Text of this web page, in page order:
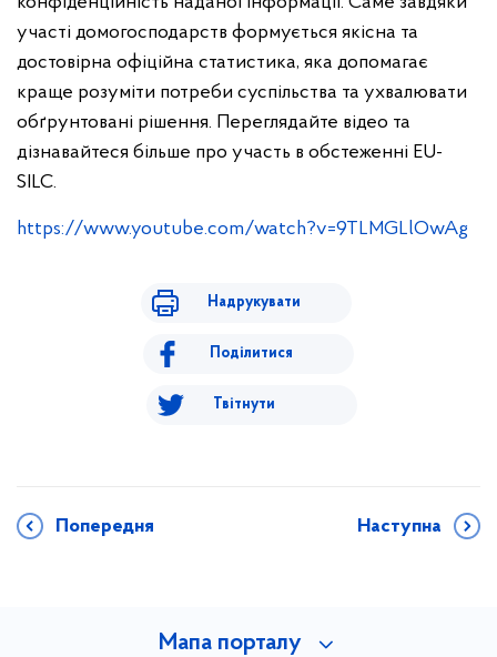
участі домогосподарств формується якісна та
достовірна офіційна статистика, яка допомагає
краще розуміти потреби суспільства та ухвалювати
обґрунтовані рішення. Переглядайте відео та
дізнавайтеся більше про участь в обстеженні EU-
SILC.
https://www.youtube.com/watch?v=9TLMGLlOwAg
Надрукувати
Поділитися
Твітнути
Попередня Наступна
Мапа порталу